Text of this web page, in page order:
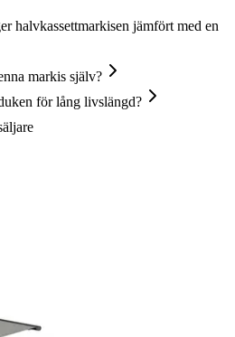
halvkassettmarkisen jämfört med en
markis själv?
för lång livslängd?